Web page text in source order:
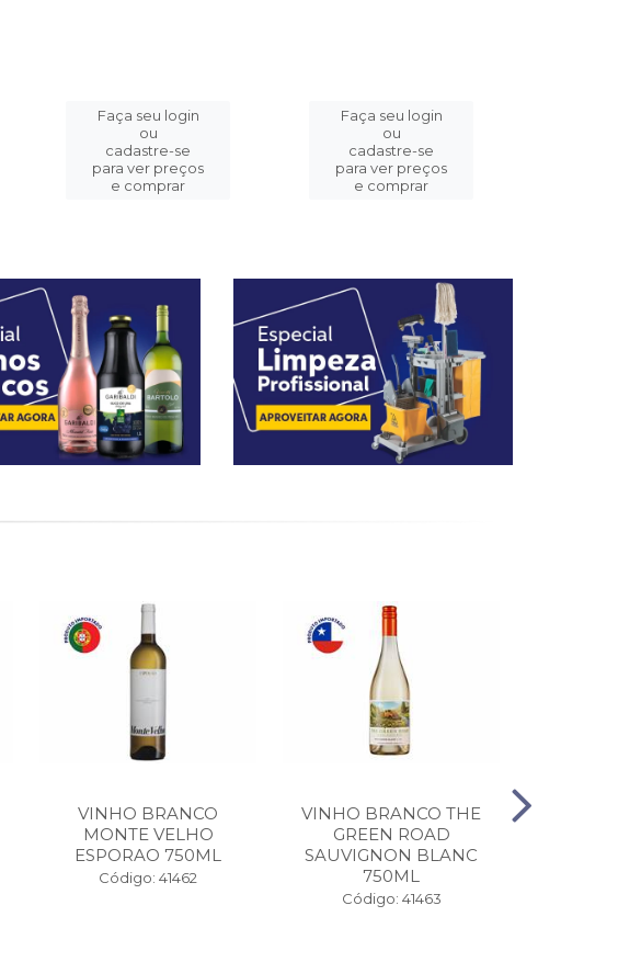
Faça seu login
ou
cadastre-se
para ver preços
e comprar
Faça seu login
ou
cadastre-se
para ver preços
e comprar
VINHO BRANCO
MONTE VELHO
ESPORAO 750ML
Código: 41462
VINHO BRANCO THE
GREEN ROAD
SAUVIGNON BLANC
750ML
Código: 41463